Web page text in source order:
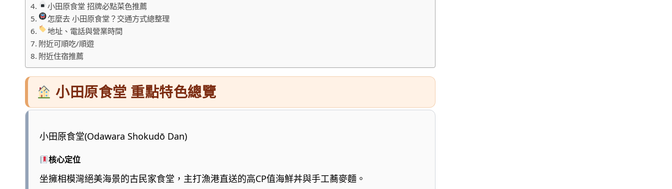
小田原食堂 招牌必點菜色推薦
怎麼去 小田原食堂？交通方式總整理
地址、電話與營業時間
附近可順吃/順遊
附近住宿推薦
小田原食堂 重點特色總覽
小田原食堂(Odawara Shokudō Dan)
核心定位
坐擁相模灣絕美海景的古民家食堂，主打漁港直送的高CP值海鮮丼與手工蕎麥麵。